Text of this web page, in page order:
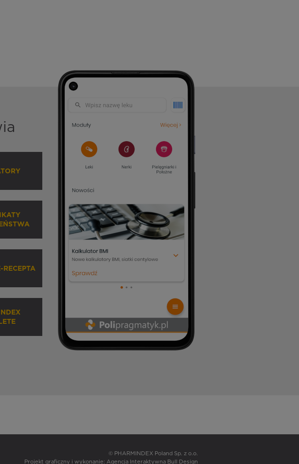
© PHARMINDEX Poland Sp. z o.o.
Projekt graficzny i wykonanie: Agencja Interaktywna Bull Design